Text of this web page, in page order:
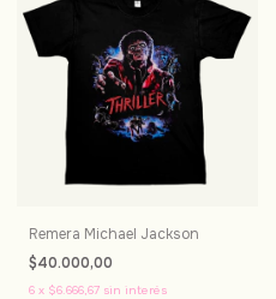
Remera Michael Jackson
$40.000,00
6 x $6.666,67 sin interés